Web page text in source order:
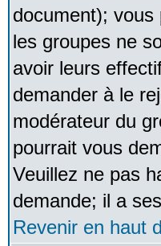
document); vous
les groupes ne
avoir leurs
demander à le
modérateur du
pourrait vous
Veuillez ne pas
demande; il a
Revenir en haut